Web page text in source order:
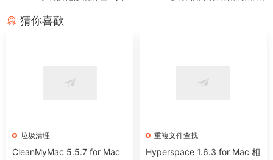
猜你喜歡
垃圾清理
CleanMyMac 5.5.7 for Mac
重複文件查找
Hyperspace 1.6.3 for Mac 相